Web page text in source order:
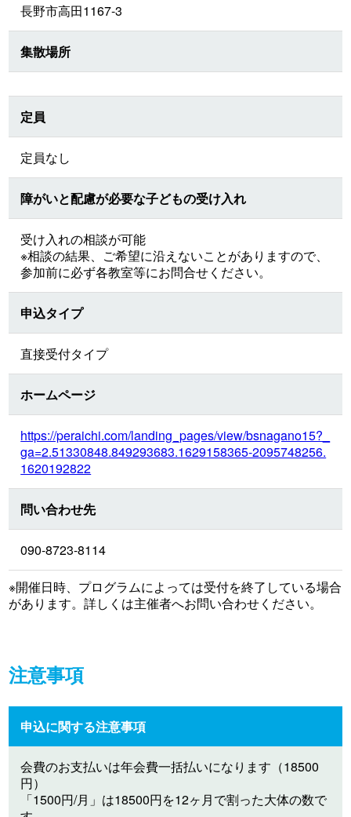
長野市高田1167-3
集散場所
定員
定員なし
障がいと配慮が必要な子どもの受け入れ
受け入れの相談が可能
※相談の結果、ご希望に沿えないことがありますので、
参加前に必ず各教室等にお問合せください。
申込タイプ
直接受付タイプ
ホームページ
https://peraichi.com/landing_pages/view/bsnagano15?_
ga=2.51330848.849293683.1629158365-2095748256.
1620192822
問い合わせ先
090-8723-8114
※開催日時、プログラムによっては受付を終了している場合
があります。詳しくは主催者へお問い合わせください。
注意事項
申込に関する注意事項
会費のお支払いは年会費一括払いになります（18500
円）
「1500円/月」は18500円を12ヶ月で割った大体の数で